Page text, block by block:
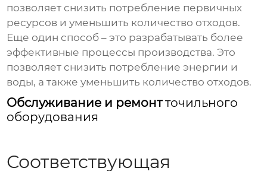
позволяет снизить потребление первичных
ресурсов и уменьшить количество отходов.
Еще один способ – это разрабатывать более
эффективные процессы производства. Это
позволяет снизить потребление энергии и
воды, а также уменьшить количество отходов.
Обслуживание и ремонтточильного
оборудования
Соответствующая